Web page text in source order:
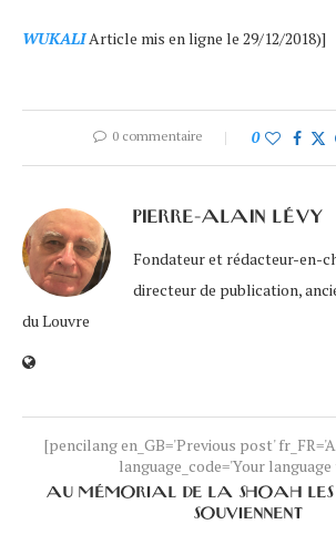
WUKALIArticle mis en ligne le 29/12/2018)]
0 commentaire 0
PIERRE-ALAIN LÉVY
Fondateur et rédacteur-en-
directeur de publication,
du Louvre
[pencilang en_GB='Previous post'
language_code='Your
AU MÉMORIAL DE LA SHOAH LES
SOUVIENNENT